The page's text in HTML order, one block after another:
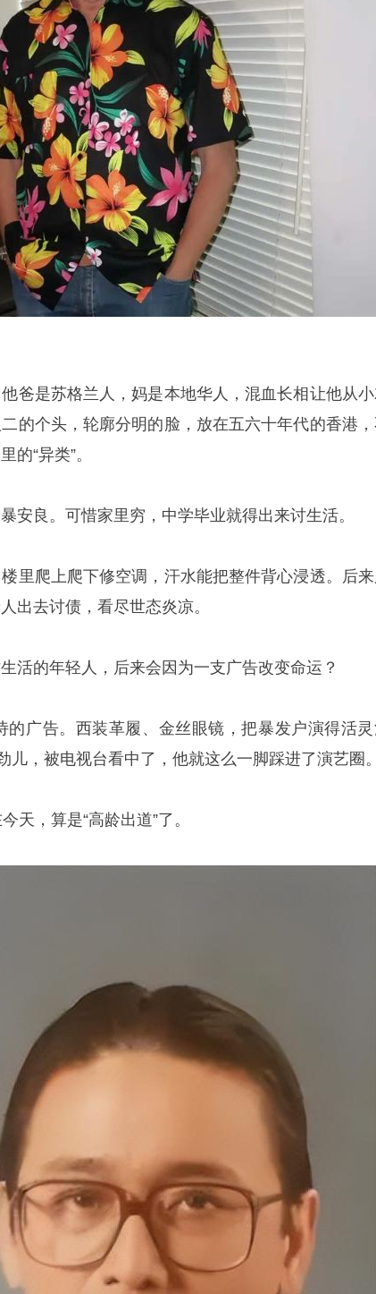
爸是苏格兰人，妈是本地华人，混血长相让他从
的个头，轮廓分明的脸，放在五六十年代的香港
的“异类”。
安良。可惜家里穷，中学毕业就得出来讨生活。
里爬上爬下修空调，汗水能把整件背心浸透。后
出去讨债，看尽世态炎凉。
活的年轻人，后来会因为一支广告改变命运？
的广告。西装革履、金丝眼镜，把暴发户演得活
儿，被电视台看中了，他就这么一脚踩进了演艺圈
天，算是“高龄出道”了。